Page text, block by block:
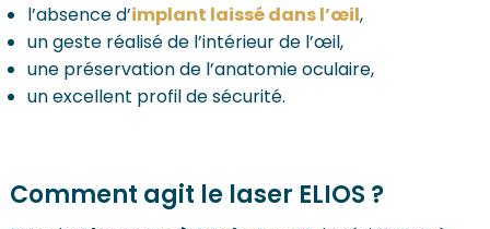
l’absence d’implant laissé dans l’œil,
un geste réalisé de l’intérieur de l’œil,
une préservation de l’anatomie oculaire,
un excellent profil de sécurité.
Comment agit le laser ELIOS ?